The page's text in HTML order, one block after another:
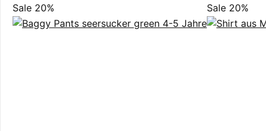
Sale 20%
Sale 20%